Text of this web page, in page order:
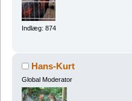
Indlæg: 874
Hans-Kurt
Global Moderator